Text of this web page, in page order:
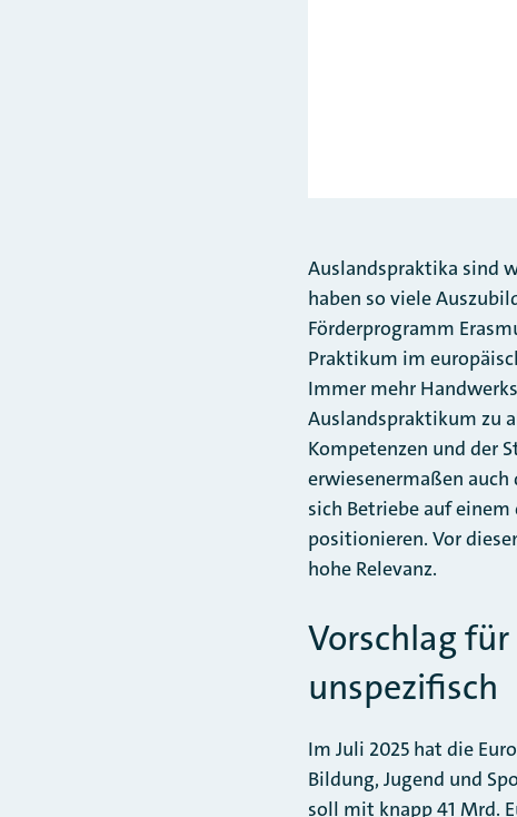
Auslandspraktika sind
haben so viele
Förderprogramm
Praktikum im
Immer mehr
Auslandspraktikum zu
Kompetenzen und der
erwiesenermaßen
sich Betriebe auf
positionieren. Vor
hohe Relevanz.
Vorschlag
unspezifisch
Im Juli 2025 hat die
Bildung, Jugend und
soll mit knapp 41 Mrd.